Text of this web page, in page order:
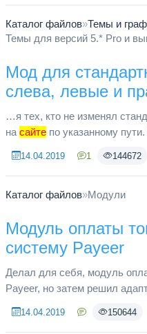
Каталог файлов»Темы и
Темы для версий 5.* Pro и
Мод для
слева, левые и
…я тех, кто не изменял
на сайте по указанному
админке управл...
14.04.2019 1 144672
Каталог файлов»Модули
Модуль оплаты
систему Payeer
Делал для себя, модуль
Payeer, но затем решил
Тестировалось на...
14.04.2019 150644